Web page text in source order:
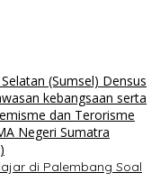
di Palembang Soal